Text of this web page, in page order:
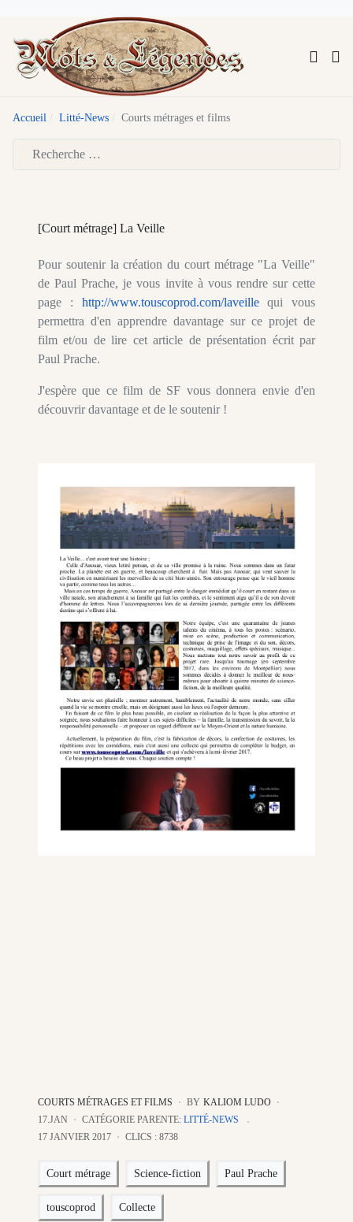
Accueil Litté-News Courts métrages et films
[Court métrage] La Veille
Pour soutenir la création du court métrage "La Veille"
dePaulPrache, je vous invite à vous rendre sur cette
page : http://www.touscoprod.com/laveillequi vous
permettra d'en apprendre davantage sur ce projet de
film et/ou de lire cet article de présentation écrit par
Paul Prache.
J'espère que ce film de SF vous donnera envie d'en
découvrir davantage et de le soutenir !
COURTS MÉTRAGES ET FILMS BY KALIOM LUDO
17.JAN
CATÉGORIE PARENTE: LITTÉ-NEWS
17 JANVIER 2017
CLICS : 8738
Court métrage Science-fiction Paul Prache
touscoprod Collecte